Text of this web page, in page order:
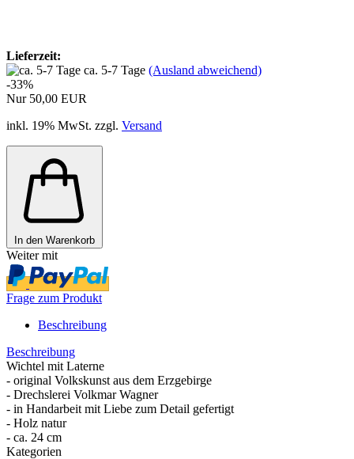
Lieferzeit:
ca. 5-7 Tage (Ausland abweichend)
-33%
Nur 50,00 EUR
inkl. 19% MwSt. zzgl. Versand
In den Warenkorb
Weiter mit
Frage zum Produkt
Beschreibung
Beschreibung
Wichtel mit Laterne
- original Volkskunst aus dem Erzgebirge
- Drechslerei Volkmar Wagner
- in Handarbeit mit Liebe zum Detail gefertigt
- Holz natur
- ca. 24 cm
Kategorien